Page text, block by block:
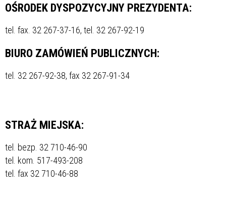
OŚRODEK DYSPOZYCYJNY PREZYDENTA:
tel. fax. 32 267-37-16, tel. 32 267-92-19
BIURO ZAMÓWIEŃ PUBLICZNYCH:
tel. 32 267-92-38, fax 32 267-91-34
STRAŻ MIEJSKA:
tel. bezp. 32 710-46-90
tel. kom. 517-493-208
tel. fax 32 710-46-88